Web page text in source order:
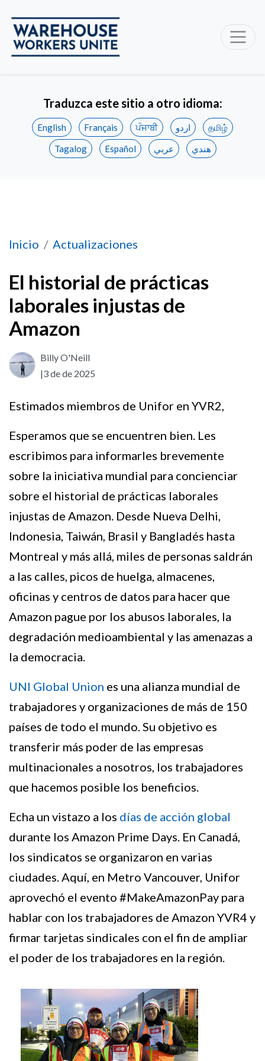
Traduzca este sitio a otro idioma:
English Français ਪੰਜਾਬੀ اردو
தமிழ்
Tagalog
Español عربي هندي
Inicio Actualizaciones
El historial de prácticas laborales injustas de
El historial de prácticas
laborales injustas de
Amazon
Billy O'Neill
|3 dede 2025
Estimados miembros de Unifor en YVR2,
Esperamos que se encuentren bien. Les
escribimos para informarles brevemente
sobre la iniciativa mundial para concienciar
sobre el historial de prácticas laborales
injustas de Amazon. Desde Nueva Delhi,
Indonesia, Taiwán, Brasil y Bangladés hasta
Montreal y más allá, miles de personas saldrán
a las calles, picos de huelga, almacenes,
oficinas y centros de datos para hacer que
Amazon pague por los abusos laborales, la
degradación medioambiental y las amenazas a
la democracia.
UNI Global Union es una alianza mundial de
trabajadores y organizaciones de más de 150
países de todo el mundo. Su objetivo es
transferir más poder de las empresas
multinacionales a nosotros, los trabajadores
que hacemos posible los beneficios.
Echa un vistazo a los días de acción global
durante los Amazon Prime Days. En Canadá,
los sindicatos se organizaron en varias
ciudades. Aquí, en Metro Vancouver, Unifor
aprovechó el evento #MakeAmazonPay para
hablar con los trabajadores de Amazon YVR4 y
firmar tarjetas sindicales con el fin de ampliar
el poder de los trabajadores en la región.